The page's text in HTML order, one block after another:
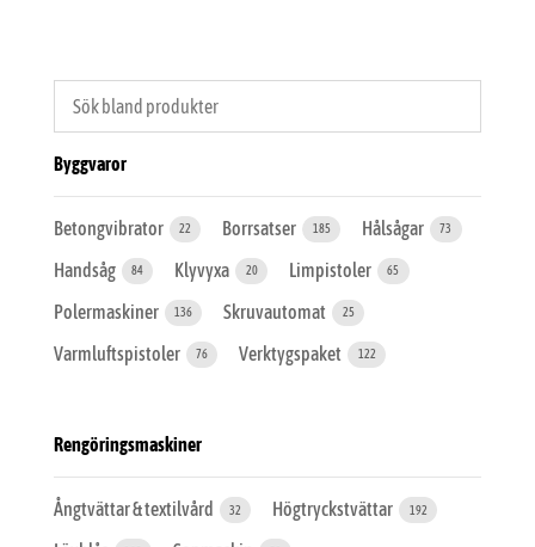
Byggvaror
Betongvibrator 22 Borrsatser 185 Hålsågar 73
Handsåg 84 Klyvyxa 20 Limpistoler 65
Polermaskiner 136 Skruvautomat 25
Varmluftspistoler 76 Verktygspaket 122
Rengöringsmaskiner
Ångtvättar & textilvård 32 Högtryckstvättar 192